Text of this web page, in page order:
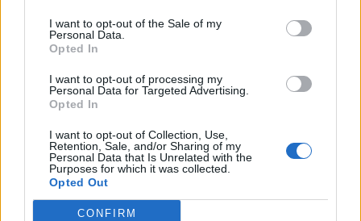
I want to opt-out of the Sale of my
Personal Data.
Opted In
I want to opt-out of processing my
Personal Data for Targeted Advertising.
Opted In
I want to opt-out of Collection, Use,
Retention, Sale, and/or Sharing of my
Personal Data that Is Unrelated with the
Purposes for which it was collected.
Opted Out
CONFIRM